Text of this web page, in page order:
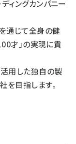
ィングカンパニー
通じて全身の健
才」の実現に貢
用した独自の製
目指します。